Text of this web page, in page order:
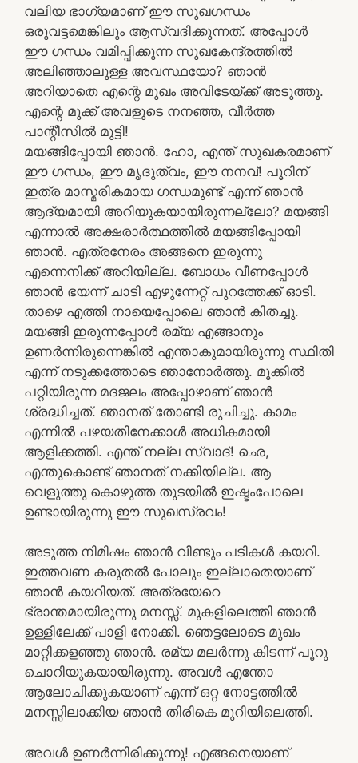
വലിയ ഭാഗ്യമാണ് ഈ സുഖഗന്ധം
ഒരുവട്ടമെങ്കിലും ആസ്വദിക്കുന്നത്. അപ്പോള്‍
ഈ ഗന്ധം വമിപ്പിക്കുന്ന സുഖകേന്ദ്രത്തില്‍
അലിഞ്ഞാലുള്ള അവസ്ഥയോ? ഞാന്‍
അറിയാതെ എന്റെ മുഖം അവിടേയ്ക്ക് അടുത്തു.
എന്റെ മൂക്ക് അവളുടെ നനഞ്ഞ, വീര്‍ത്ത
പാന്റീസില്‍ മുട്ടി!
മയങ്ങിപ്പോയി ഞാന്‍. ഹോ, എന്ത് സുഖകരമാണ്
ഈ ഗന്ധം, ഈ മൃദുത്വം, ഈ നനവ്! പൂറിന്
ഇത്ര മാസ്മരികമായ ഗന്ധമുണ്ട് എന്ന് ഞാന്‍
ആദ്യമായി അറിയുകയായിരുന്നല്ലോ? മയങ്ങി
എന്നാല്‍ അക്ഷരാര്‍ത്ഥത്തില്‍ മയങ്ങിപ്പോയി
ഞാന്‍. എത്രനേരം അങ്ങനെ ഇരുന്നു
എന്നെനിക്ക് അറിയില്ല. ബോധം വീണപ്പോള്‍
ഞാന്‍ ഭയന്ന് ചാടി എഴുന്നേറ്റ് പുറത്തേക്ക് ഓടി.
താഴെ എത്തി നായെപ്പോലെ ഞാന്‍ കിതച്ചു.
മയങ്ങി ഇരുന്നപ്പോള്‍ രമ്യ എങ്ങാനും
ഉണര്‍ന്നിരുന്നെങ്കില്‍ എന്താകുമായിരുന്നു സ്ഥിതി
എന്ന് നടുക്കത്തോടെ ഞാനോര്‍ത്തു. മൂക്കില്‍
പറ്റിയിരുന്ന മദജലം അപ്പോഴാണ്‌ ഞാന്‍
ശ്രദ്ധിച്ചത്. ഞാനത് തോണ്ടി രുചിച്ചു. കാമം
എന്നില്‍ പഴയതിനേക്കാള്‍ അധികമായി
ആളിക്കത്തി. എന്ത് നല്ല സ്വാദ്! ഛെ,
എന്തുകൊണ്ട് ഞാനത് നക്കിയില്ല. ആ
വെളുത്തു കൊഴുത്ത തുടയില്‍ ഇഷ്ടംപോലെ
ഉണ്ടായിരുന്നു ഈ സുഖസ്രവം!
അടുത്ത നിമിഷം ഞാന്‍ വീണ്ടും പടികള്‍ കയറി.
ഇത്തവണ കരുതല്‍ പോലും ഇല്ലാതെയാണ്
ഞാന്‍ കയറിയത്. അത്രയേറെ
ഭ്രാന്തമായിരുന്നു മനസ്സ്. മുകളിലെത്തി ഞാന്‍
ഉള്ളിലേക്ക് പാളി നോക്കി. ഞെട്ടലോടെ മുഖം
മാറ്റിക്കളഞ്ഞു ഞാന്‍. രമ്യ മലര്‍ന്നു കിടന്ന് പൂറു
ചൊറിയുകയായിരുന്നു. അവള്‍ എന്തോ
ആലോചിക്കുകയാണ് എന്ന് ഒറ്റ നോട്ടത്തില്‍
മനസ്സിലാക്കിയ ഞാന്‍ തിരികെ മുറിയിലെത്തി.
അവള്‍ ഉണര്‍ന്നിരിക്കുന്നു! എങ്ങനെയാണ്